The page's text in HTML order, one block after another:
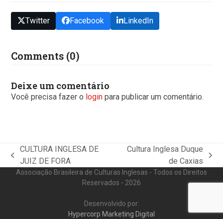
Twitter Facebook LinkedIn
Comments (0)
Deixe um comentário
Você precisa fazer o login para publicar um comentário.
previous
post:
CULTURA INGLESA DE
JUIZ DE FORA
post:
Cultura Inglesa Duque
de Caxias
Associação Brasileira de Culturas Inglesas - Todos os Direitos
Reservados - 2026
Desenvolvido por:
Hypercorp Marketing Digital